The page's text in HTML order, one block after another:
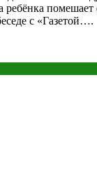
ребёнка помешает
с «Газетой….